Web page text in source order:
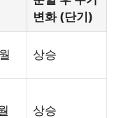
변화 (단기)
상승
상승